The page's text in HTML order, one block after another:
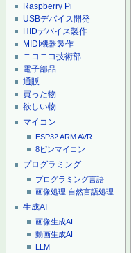
Raspberry Pi
USBデバイス開発
HIDデバイス製作
MIDI機器製作
ニコニコ技術部
電子部品
通販
買った物
欲しい物
マイコン
ESP32ARMAVR
8ピンマイコン
プログラミング
プログラミング言語
画像処理 自然言語処理
生成AI
画像生成AI
動画生成AI
LLM